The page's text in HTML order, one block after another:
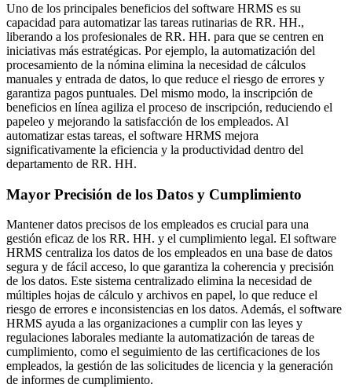
Uno de los principales beneficios del software HRMS es su
capacidad para automatizar las tareas rutinarias de RR. HH.,
liberando a los profesionales de RR. HH. para que se centren en
iniciativas más estratégicas. Por ejemplo, la automatización del
procesamiento de la nómina elimina la necesidad de cálculos
manuales y entrada de datos, lo que reduce el riesgo de errores y
garantiza pagos puntuales. Del mismo modo, la inscripción de
beneficios en línea agiliza el proceso de inscripción, reduciendo el
papeleo y mejorando la satisfacción de los empleados. Al
automatizar estas tareas, el software HRMS mejora
significativamente la eficiencia y la productividad dentro del
departamento de RR. HH.
Mayor Precisión de los Datos y Cumplimiento
Mantener datos precisos de los empleados es crucial para una
gestión eficaz de los RR. HH. y el cumplimiento legal. El software
HRMS centraliza los datos de los empleados en una base de datos
segura y de fácil acceso, lo que garantiza la coherencia y precisión
de los datos. Este sistema centralizado elimina la necesidad de
múltiples hojas de cálculo y archivos en papel, lo que reduce el
riesgo de errores e inconsistencias en los datos. Además, el software
HRMS ayuda a las organizaciones a cumplir con las leyes y
regulaciones laborales mediante la automatización de tareas de
cumplimiento, como el seguimiento de las certificaciones de los
empleados, la gestión de las solicitudes de licencia y la generación
de informes de cumplimiento.